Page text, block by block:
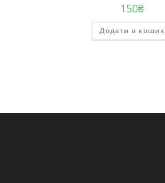
150₴
Додати в кошик